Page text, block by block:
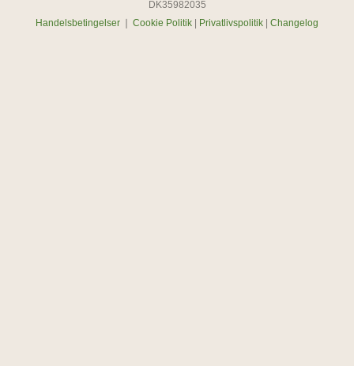
DK35982035
Handelsbetingelser
Cookie Politik Privatlivspolitik Changelog